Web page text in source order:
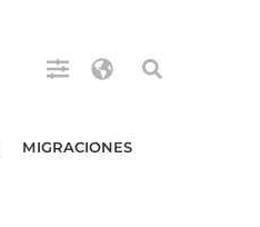
MIGRACIONES